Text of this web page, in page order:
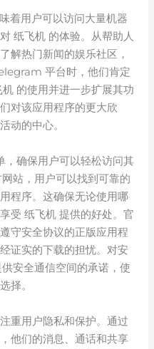
着用户可以访问大量机器
纸飞机 的体验。从帮助人
解热门新闻的娱乐社区，
平台时，他们肯定
的使用并进一步扩展其功
对该应用程序的更大欣
动的中心。
，确保用户可以轻松访问其
站，用户可以找到可靠的
程序。这确保无论使用哪
受 纸飞机 提供的好处。官
守安全协议的正版应用程
证实的下载的担忧。对安
安全通信空间的承诺，使
择。
重用户隐私和保护。通过
他们的消息、通话和共享